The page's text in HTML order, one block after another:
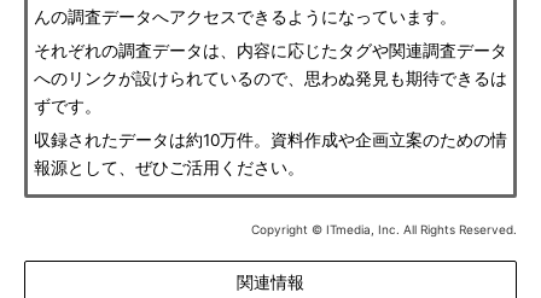
んの調査データへアクセスできるようになっています。
それぞれの調査データは、内容に応じたタグや関連調査データ
へのリンクが設けられているので、思わぬ発見も期待できるは
ずです。
収録されたデータは約10万件。資料作成や企画立案のための情
報源として、ぜひご活用ください。
Copyright © ITmedia, Inc. All Rights Reserved.
関連情報